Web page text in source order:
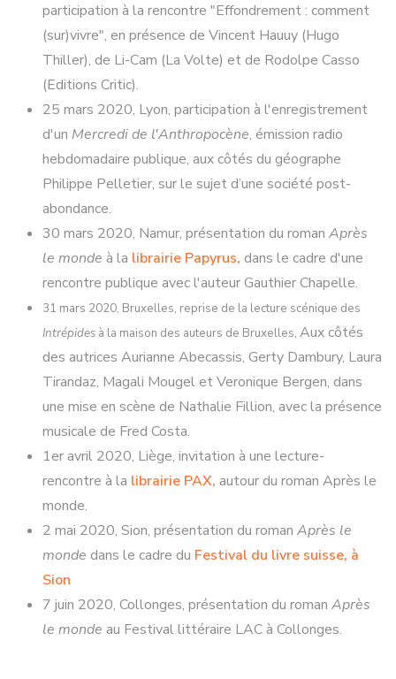
participation à la rencontre "Effondrement : comment
(sur)vivre", en présence de Vincent Hauuy (Hugo
Thiller), de Li-Cam (La Volte) et de Rodolpe Casso
(Editions Critic).
25 mars 2020, Lyon, participation à l'enregistrement
d'un Mercredi de l'Anthropocène, émission radio
hebdomadaire publique, aux côtés du géographe
Philippe Pelletier, sur le sujet d’une société post-
abondance.
30 mars 2020, Namur, présentation du roman Après
le monde à la librairie Papyrus, dans le cadre d'une
rencontre publique avec l'auteur Gauthier Chapelle.
31 mars 2020, Bruxelles, reprise de la lecture scénique des
Intrépides à la maison des auteurs de Bruxelles, Aux côtés
des autrices Aurianne Abecassis, Gerty Dambury, Laura
Tirandaz, Magali Mougel et Veronique Bergen, dans
une mise en scène de Nathalie Fillion, avec la présence
musicale de Fred Costa.
1er avril 2020, Liège, invitation à une lecture-
rencontre à la librairie PAX, autour du roman Après le
monde.
2 mai 2020, Sion, présentation du roman Après le
monde dans le cadre du Festival du livre suisse, à
Sion
7 juin 2020, Collonges, présentation du roman Après
le monde au Festival littéraire LAC à Collonges.